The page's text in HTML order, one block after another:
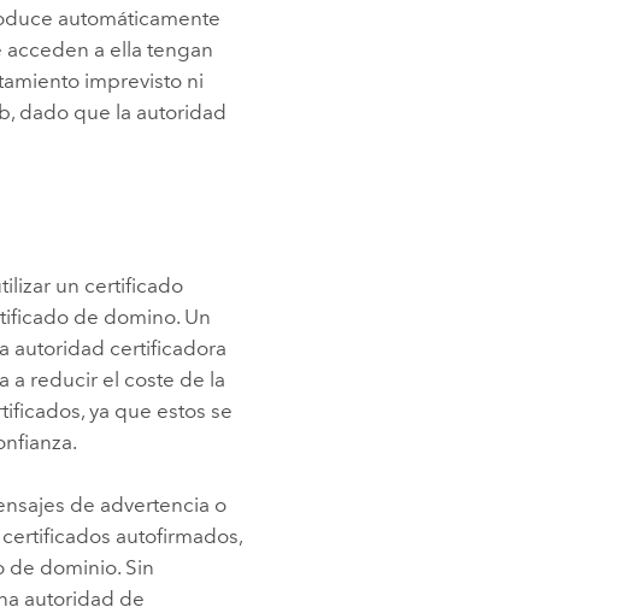
automáticamente
a ella tengan
imprevisto ni
dado que la autoridad
un certificado
de domino. Un
autoridad certificadora
a reducir el coste de la
ya que estos se
de advertencia o
autofirmados,
de dominio. Sin
autoridad de